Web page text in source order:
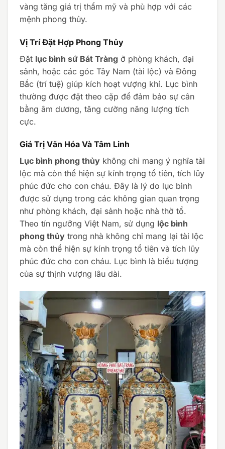
vàng tăng giá trị thẩm mỹ và phù hợp với các
mệnh phong thủy.
Vị Trí Đặt Hợp Phong Thủy
Đặt lục bình sứ Bát Tràng ở phòng khách, đại
sảnh, hoặc các góc Tây Nam (tài lộc) và Đông
Bắc (trí tuệ) giúp kích hoạt vượng khí. Lục bình
thường được đặt theo cặp để đảm bảo sự cân
bằng âm dương, tăng cường năng lượng tích
cực.
Giá Trị Văn Hóa Và Tâm Linh
Lục bình phong thủy không chỉ mang ý nghĩa tài
lộc mà còn thể hiện sự kính trọng tổ tiên, tích lũy
phúc đức cho con cháu. Đây là lý do lục bình
được sử dụng trong các không gian quan trọng
như phòng khách, đại sảnh hoặc nhà thờ tổ.
Theo tín ngưỡng Việt Nam, sử dụng lộc bình
phong thủy trong nhà không chỉ mang lại tài lộc
mà còn thể hiện sự kính trọng tổ tiên và tích lũy
phúc đức cho con cháu. Lục bình là biểu tượng
của sự thịnh vượng lâu dài.